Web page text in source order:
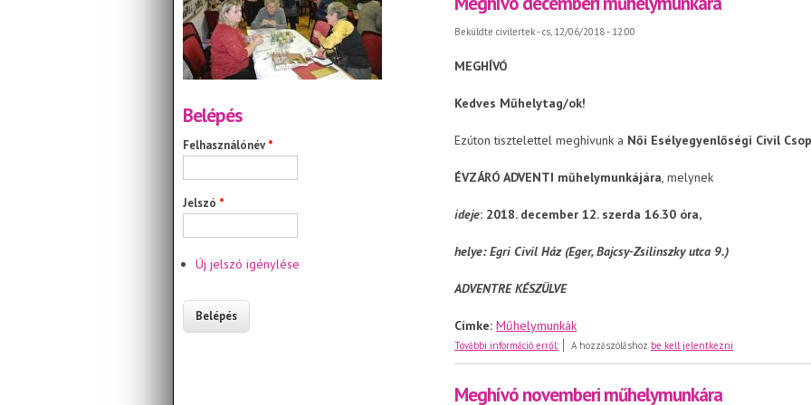
Beküldte civilertek- cs, 12/06/2018 - 12:00
MEGHÍVÓ
Kedves Műhelytag/ok!
Ezúton tisztelettel meghívunk a Női Esélyegyenlőségi Civil
ÉVZÁRÓ ADVENTI műhelymunkájára, melynek
ideje: 2018. december 12. szerda 16.30 óra,
helye: Egri Civil Ház (Eger, Bajcsy-Zsilinszky utca 9.)
ADVENTRE KÉSZÜLVE
Címke: Műhelymunkák
További információ erről:Meghívó decemberi műhelymunkára
A hozzászóláshoz be kell jelentkezni
Meghívó novemberi műhelymunkára
Belépés
Felhasználónév*
Jelszó *
Új jelszó igénylése